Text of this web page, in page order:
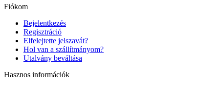
Fiókom
Bejelentkezés
Regisztráció
Elfelejtette jelszavát?
Hol van a szállítmányom?
Utalvány beváltása
Hasznos információk